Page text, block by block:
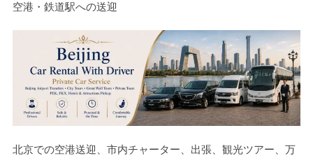
空港・鉄道駅への送迎
北京での空港送迎、市内チャーター、出張、観光ツアー、万